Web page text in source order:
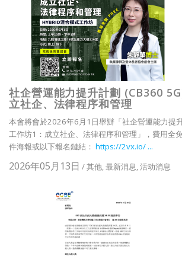
社企營運能力提升計劃 (CB360
立社企、法律程序和管理
本會將會於2026年6月1日舉辦「社企營運能力提
工作坊1：成立社企、法律程序和管理」，費用全
件海報或以下報名鏈結： https://2vx.io/ ...
2026年05月13日 /其他,最新消息,活动消息